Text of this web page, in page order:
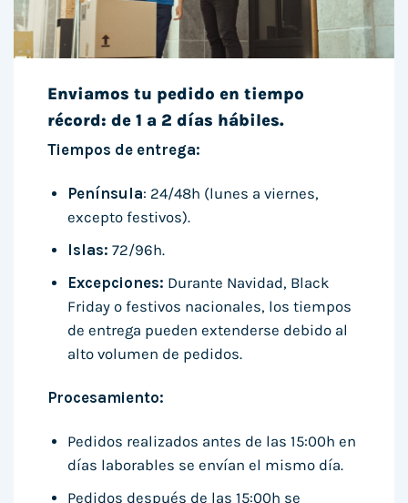
Enviamos tu pedido en tiempo
récord: de 1 a 2 días hábiles.
Tiempos de entrega:
Península: 24/48h (lunes a viernes,
excepto festivos).
Islas: 72/96h.
Excepciones: Durante Navidad, Black
Friday o festivos nacionales, los tiempos
de entrega pueden extenderse debido al
alto volumen de pedidos.
Procesamiento:
Pedidos realizados antes de las 15:00h en
días laborables se envían el mismo día.
Pedidos después de las 15:00h se